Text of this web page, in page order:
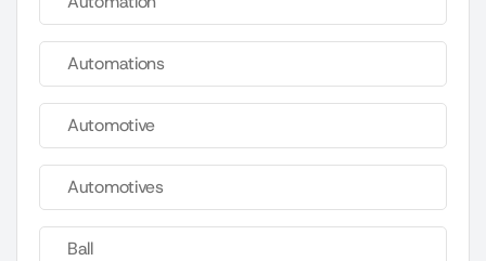
Automations
Automotive
Automotives
Ball